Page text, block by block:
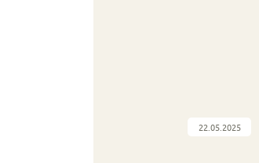
22.05.2025